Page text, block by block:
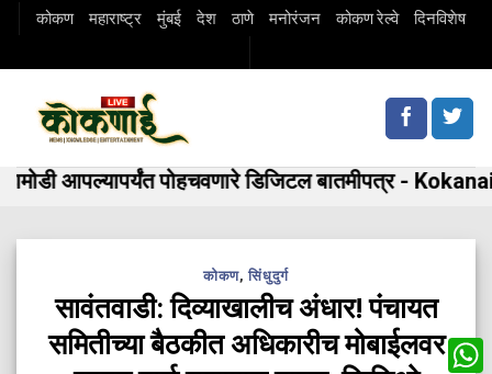
Skipकोकण महाराष्ट्र मुंबई देश ठाणे मनोरंजन कोकण रेल्वे दिनविशेष
आपल्यापर्यंत पोहचवणारे डिजिटल बातमीपत्र - Kokanai
कोकण,सिंधुदुर्ग
सावंतवाडी: दिव्याखालीच अंधार! पंचायत
समितीच्या बैठकीत अधिकारीच मोबाईलवर